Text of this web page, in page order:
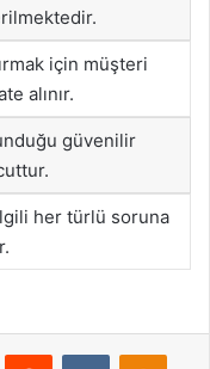
için müşteri
alınır.
güvenilir
her türlü soruna
Reddit VKontakte